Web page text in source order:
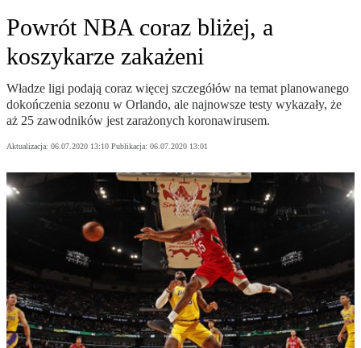
Powrót NBA coraz bliżej, a
koszykarze zakażeni
Władze ligi podają coraz więcej szczegółów na temat planowanego
dokończenia sezonu w Orlando, ale najnowsze testy wykazały, że
aż 25 zawodników jest zarażonych koronawirusem.
Aktualizacja: 06.07.2020 13:10 Publikacja: 06.07.2020 13:01